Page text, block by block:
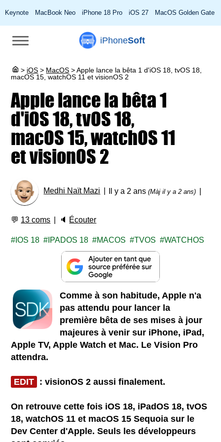
Keynote MacBook Neo iPhone 18 Pro iOS 27 MacOS Golden Gate
iPhoneSoft
> iOS > MacOS >Apple lance la bêta 1 d'iOS 18, tvOS 18,
macOS 15, watchOS 11 et visionOS 2
Apple lance la bêta 1
d'iOS 18, tvOS 18,
macOS 15, watchOS 11
et visionOS 2
Medhi Naït Mazi Il y a 2 ans(Màj il y a 2 ans)
💬 13 coms 🔈 Écouter
IOS 18 IPADOS 18 MACOS TVOS WATCHOS
Comme à son habitude, Apple n'a
pas attendu pour lancer la
première bêta de ses mises à jour
majeures à venir sur iPhone, iPad,
Apple TV, Apple Watch et Mac. Le Vision Pro
attendra.
EDIT : visionOS 2 aussi finalement.
On retrouve cette fois iOS 18, iPadOS 18, tvOS
18, watchOS 11 et macOS 15 Sequoia sur le
Dev Center d'Apple. Seuls les développeurs